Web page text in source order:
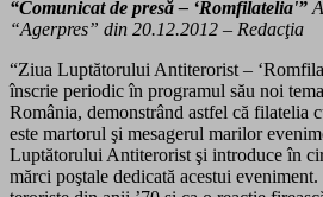
“Comunicat de presă – ‘Romfilatelia'”
“Agerpres” din 20.12.2012 – Redacţia
“Ziua Luptătorului Antiterorist –
înscrie periodic în programul său noi
România, demonstrând astfel că filatelia
este martorul şi mesagerul marilor
Luptătorului Antiterorist şi introduce în
mărci poştale dedicată acestui